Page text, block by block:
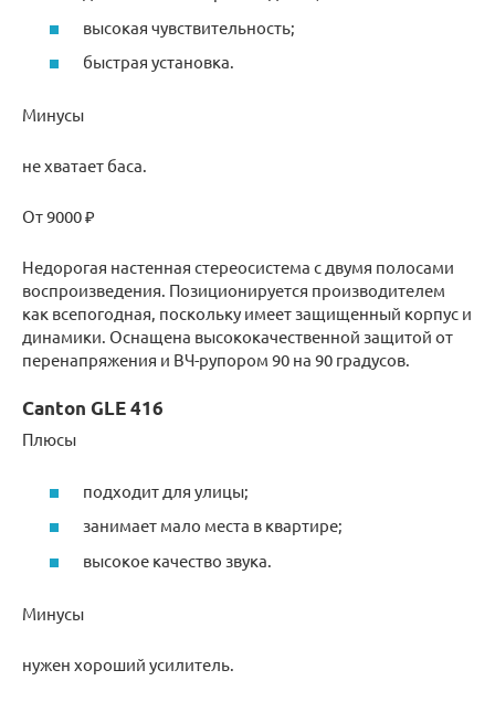
высокая чувствительность;
быстрая установка.
Минусы
не хватает баса.
От 9000 ₽
Недорогая настенная стереосистема с двумя полосами
воспроизведения. Позиционируется производителем
как всепогодная, поскольку имеет защищенный корпус и
динамики. Оснащена высококачественной защитой от
перенапряжения и ВЧ-рупором 90 на 90 градусов.
Canton GLE 416
Плюсы
подходит для улицы;
занимает мало места в квартире;
высокое качество звука.
Минусы
нужен хороший усилитель.